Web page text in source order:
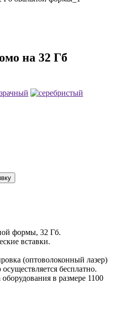
на 32 Гб
формы, 32 Гб.
вставки.
(оптоволоконный лазер)
бесплатно.
в размере 1100